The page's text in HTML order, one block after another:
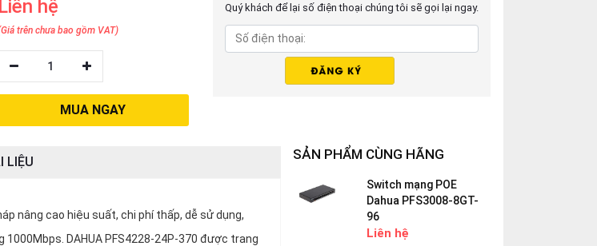
Liên hệ
trên chưa bao gồm VAT)
1
MUA NGAY
Quý khách để lại số điện thoại chúng tôi sẽ gọi lại ngay.
LIỆU
nâng cao hiệu suất, chi phí thấp, dễ sử dụng,
DAHUA PFS4228-24P-370 được trang
SẢN PHẨM CÙNG HÃNG
Switch mạng POE
Dahua PFS3008-8GT-
96
Liên hệ